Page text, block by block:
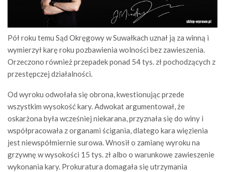
Pół roku temu Sąd Okręgowy w Suwałkach uznał ją za winną i
wymierzył karę roku pozbawienia wolności bez zawieszenia.
Orzeczono również przepadek ponad 54 tys. zł pochodzących z
przestępczej działalności.
Od wyroku odwołała się obrona, kwestionując przede
wszystkim wysokość kary. Adwokat argumentował, że
oskarżona była wcześniej niekarana, przyznała się do winy i
współpracowała z organami ścigania, dlatego kara więzienia
jest niewspółmiernie surowa. Wnosił o zamianę wyroku na
grzywnę w wysokości 15 tys. zł albo o warunkowe zawieszenie
wykonania kary. Prokuratura domagała się utrzymania